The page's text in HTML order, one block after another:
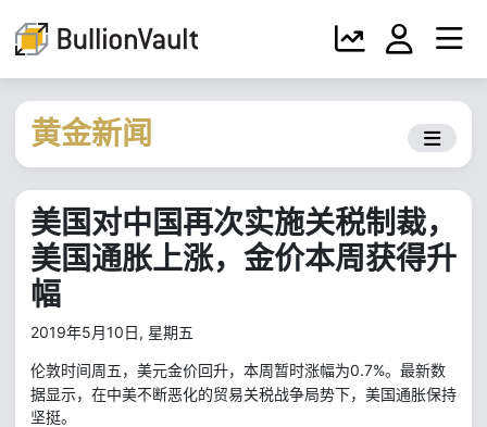
黄金新闻
美国对中国再次实施关税制裁，
美国通胀上涨，金价本周获得升
幅
2019年5月10日, 星期五
伦敦时间周五，美元金价回升，本周暂时涨幅为0.7%。最新数
据显示，在中美不断恶化的贸易关税战争局势下，美国通胀保持
坚挺。